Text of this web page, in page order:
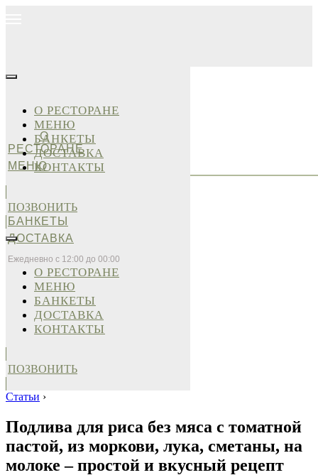
О
РЕСТОРАНЕ
МЕНЮ
БАНКЕТЫ
ДОСТАВКА
Ежедневно с 12:00 до 00:00
О РЕСТОРАНЕ
МЕНЮ
БАНКЕТЫ
ДОСТАВКА
КОНТАКТЫ
ПОЗВОНИТЬ
О РЕСТОРАНЕ
МЕНЮ
БАНКЕТЫ
ДОСТАВКА
КОНТАКТЫ
ПОЗВОНИТЬ
Статьи ›
Подлива для риса без мяса с томатной
пастой, из моркови, лука, сметаны, на
молоке – простой и вкусный рецепт